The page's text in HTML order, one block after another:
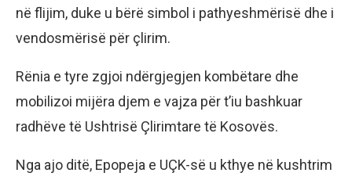
në flijim, duke u bërë simbol i pathyeshmërisë dhe i
vendosmërisë për çlirim.
Rënia e tyre zgjoi ndërgjegjen kombëtare dhe
mobilizoi mijëra djem e vajza për t’iu bashkuar
radhëve të Ushtrisë Çlirimtare të Kosovës.
Nga ajo ditë, Epopeja e UÇK-së u kthye në kushtrim